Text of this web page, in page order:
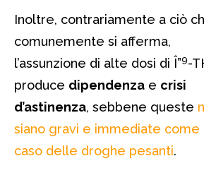
Inoltre, contrariamente a ciò
comunemente si afferma,
l’assunzione di alte dosi di Î”9-
produce dipendenza e crisi
d’astinenza, sebbene queste
siano gravi e immediate come
caso delle droghe pesanti.